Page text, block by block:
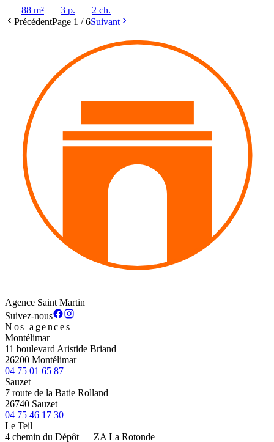
88 m²
3 p.
2 ch.
PrécédentPage 1 /6Suivant
Agence Saint Martin
Suivez-nous
Nos agences
Montélimar
11 boulevard Aristide Briand
26200 Montélimar
04 75 01 65 87
Sauzet
7 route de la Batie Rolland
26740 Sauzet
04 75 46 17 30
Le Teil
4 chemin du Dépôt — ZA La Rotonde